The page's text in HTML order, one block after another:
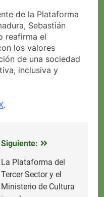
de la Plataforma
Sebastián
reafirma el
los valores
de una sociedad
inclusiva y
.
Siguiente:
La Plataforma del
Tercer Sector y el
Ministerio de Cultura